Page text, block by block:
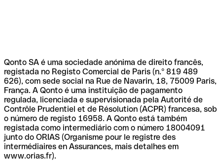
Qonto SA é uma sociedade anónima de direito francês,
registada no Registo Comercial de Paris (n.º 819 489
626), com sede social na Rue de Navarin, 18, 75009 Paris,
França. A Qonto é uma instituição de pagamento
regulada, licenciada e supervisionada pela Autorité de
Contrôle Prudentiel et de Résolution (ACPR) francesa, sob
o número de registo 16958. A Qonto está também
registada como intermediário com o número 18004091
junto do ORIAS (Organisme pour le registre des
intermédiaires en Assurances, mais detalhes em
www.orias.fr).